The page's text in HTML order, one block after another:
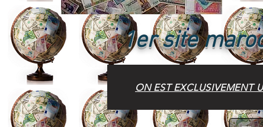
1er site
ON EST EXCLUSIVEMENT